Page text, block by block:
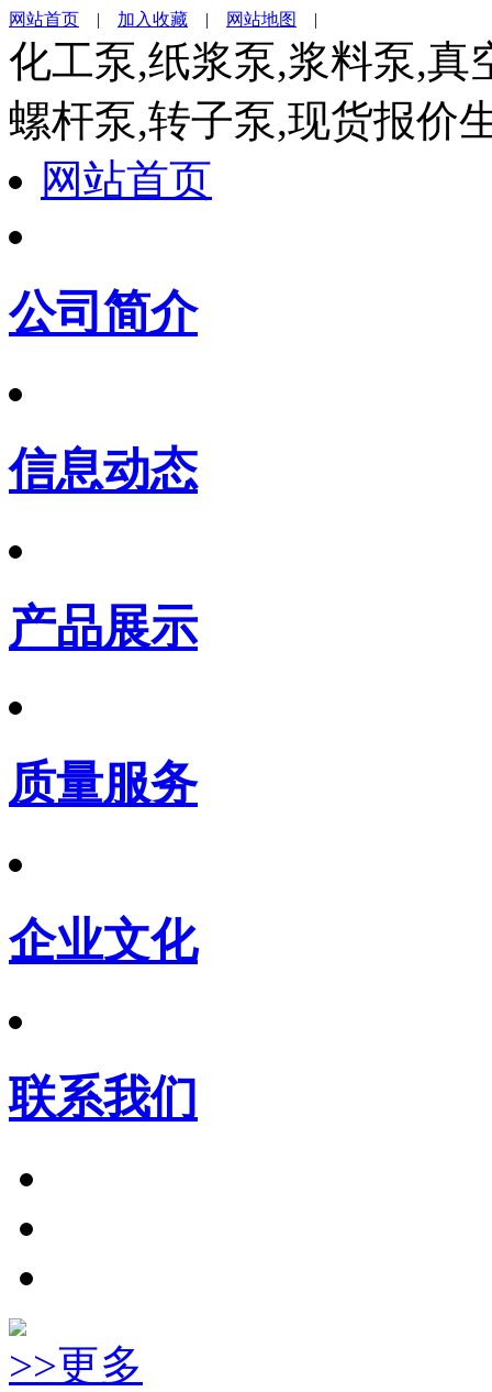
网站首页 | 加入收藏 | 网站地图 |
化工泵,纸浆泵,浆料泵,真
螺杆泵,转子泵,现货报价
网站首页
公司简介
信息动态
产品展示
质量服务
企业文化
联系我们
>>更多